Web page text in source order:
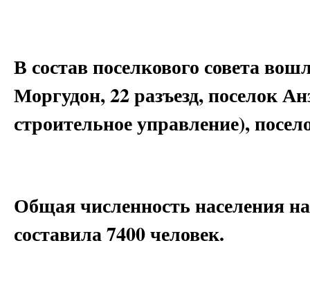
В состав поселкового совета
Моргудон, 22 разъезд, поселок
строительное управление),
Общая численность населения
составила 7400 человек.